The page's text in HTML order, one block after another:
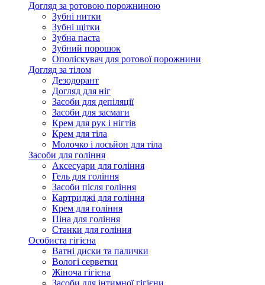
Догляд за ротовою порожниною
Зубні нитки
Зубні щітки
Зубна паста
Зубний порошок
Ополіскувач для ротової порожнини
Догляд за тілом
Дезодорант
Догляд для ніг
Засоби для депіляції
Засоби для засмаги
Крем для рук і нігтів
Крем для тіла
Молочко і лосьйон для тіла
Засоби для гоління
Аксесуари для гоління
Гель для гоління
Засоби після гоління
Картриджі для гоління
Крем для гоління
Піна для гоління
Станки для гоління
Особиста гігієна
Ватні диски та палички
Вологі серветки
Жіноча гігієна
Засоби для інтимної гігієни